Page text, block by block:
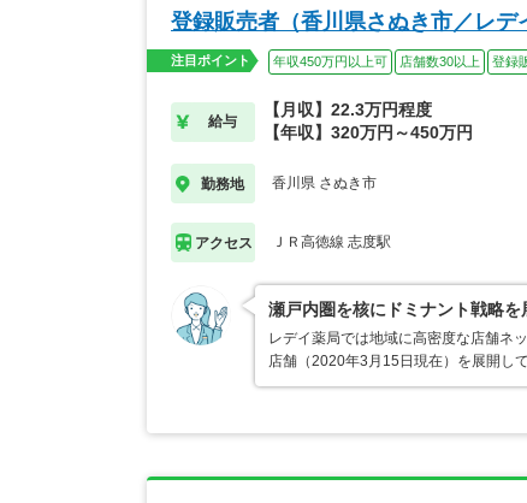
登録販売者（香川県さぬき市／レデ
注目ポイント 年収450万円以上可 店舗数30以上 登録
給与
【月収】22.3万円程度
【年収】320万円～450万円
勤務地 香川県 さぬき市
アクセス ＪＲ高徳線 志度駅
瀬戸内圏を核にドミナント戦略
レデイ薬局では地域に高密度な店舗ネ
店舗（2020年3月15日現在）を展開し